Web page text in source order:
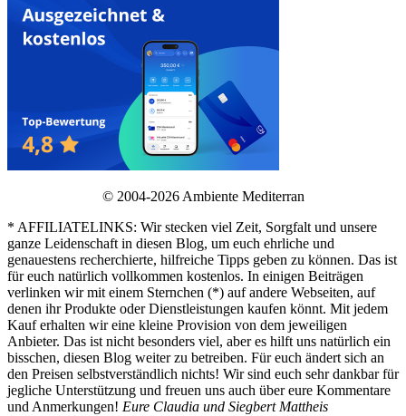
© 2004-2026 Ambiente Mediterran
* AFFILIATELINKS: Wir stecken viel Zeit, Sorgfalt und unsere
ganze Leidenschaft in diesen Blog, um euch ehrliche und
genauestens recherchierte, hilfreiche Tipps geben zu können. Das ist
für euch natürlich vollkommen kostenlos. In einigen Beiträgen
verlinken wir mit einem Sternchen (*) auf andere Webseiten, auf
denen ihr Produkte oder Dienstleistungen kaufen könnt. Mit jedem
Kauf erhalten wir eine kleine Provision von dem jeweiligen
Anbieter. Das ist nicht besonders viel, aber es hilft uns natürlich ein
bisschen, diesen Blog weiter zu betreiben. Für euch ändert sich an
den Preisen selbstverständlich nichts! Wir sind euch sehr dankbar für
jegliche Unterstützung und freuen uns auch über eure Kommentare
und Anmerkungen! Eure Claudia und Siegbert Mattheis